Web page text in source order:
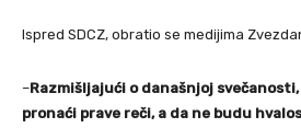
Ispred SDCZ, obratio se medijima
–Razmišljajući o današnjoj svečanosti,
pronaći prave reči, a da ne budu